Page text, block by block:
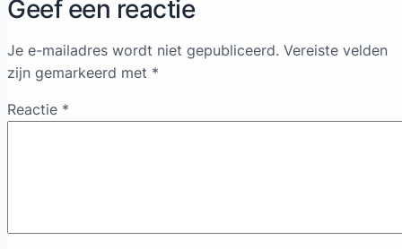
Geef een reactie
Je e-mailadres wordt niet gepubliceerd. Vereiste velden
zijn gemarkeerd met *
Reactie *